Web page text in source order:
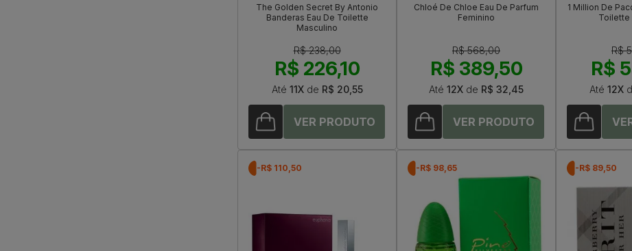
The Golden Secret By Antonio
Banderas Eau De Toilette
Masculino
R$ 238,00
R$ 226,10
Até 11Xde R$ 20,55
Chloé De Chloe Eau De Parfum
Feminino
R$ 568,00
R$ 389,50
Até 12X de R$ 32,45
1 Million De
Toilette
R$
R$
Até 12X
-R$ 110,50 -R$ 98,65 -R$ 89,50